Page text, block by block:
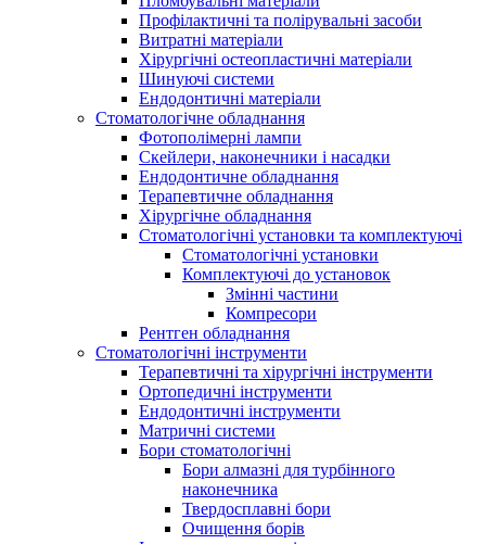
Профілактичні та полірувальні засоби
Витратні матеріали
Хірургічні остеопластичні матеріали
Шинуючі системи
Ендодонтичні матеріали
Стоматологічне обладнання
Фотополімерні лампи
Скейлери, наконечники і насадки
Ендодонтичне обладнання
Терапевтичне обладнання
Хірургічне обладнання
Стоматологічні установки та комплектуючі
Стоматологічні установки
Комплектуючі до установок
Змінні частини
Компресори
Рентген обладнання
Стоматологічні інструменти
Терапевтичні та хірургічні інструменти
Ортопедичні інструменти
Ендодонтичні інструменти
Матричні системи
Бори стоматологічні
Бори алмазні для турбінного
наконечника
Твердосплавні бори
Очищення борів